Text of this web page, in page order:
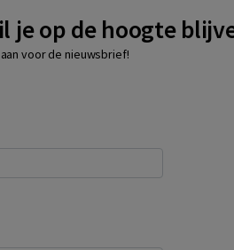
je op de hoogte
voor de nieuwsbrief!